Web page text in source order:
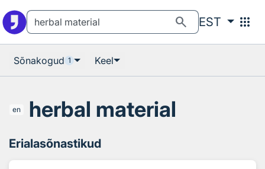
search EST apps
Sõnakogud 1 Keel
en herbal material
Erialasõnastikud